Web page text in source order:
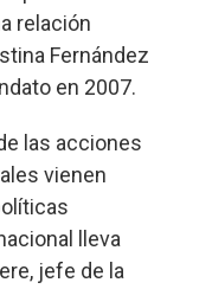
relación
Fernández
en 2007.
las acciones
vienen
lleva
jefe de la